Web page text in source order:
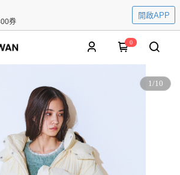
券
開啟APP
0
1/10